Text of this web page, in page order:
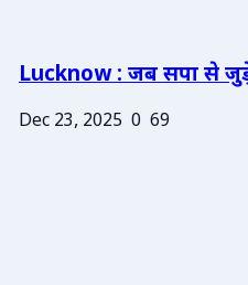
Lucknow : जब सपा से जुड़े
Dec 23, 2025 0 69